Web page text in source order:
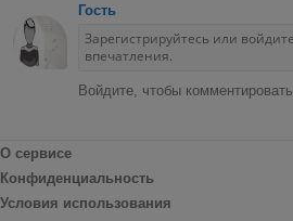
Гость
Войдите, чтобы комментировать.
О сервисе
Конфиденциальность
Условия использования